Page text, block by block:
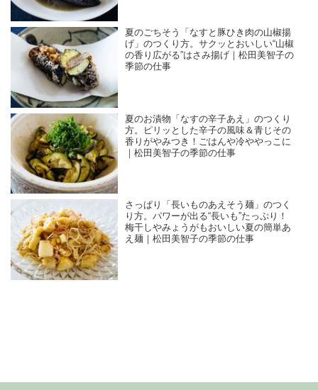
夏のごちそう「なすと豚ひき肉の山椒揚
げ」のつくり方。サクッとおいしい“山椒
の香り広がる”はさみ揚げ｜松田美智子の
季節の仕事
夏のお漬物「なすの辛子あえ」のつくり
方。ピリッとした辛子の風味＆青じその
香りがやみつき！ごはんや冷ややっこに
｜松田美智子の季節の仕事
さっぱり「長いものあえそう麺」のつく
り方。パワーが出る“長いも”たっぷり！
梅干しやみょうがもおいしい夏の簡単あ
え麺｜松田美智子の季節の仕事